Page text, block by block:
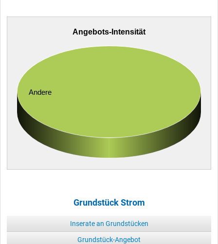
Angebots-Intensität
Andere
Grundstück Strom
Inserate an Grundstücken
Grundstück-Angebot